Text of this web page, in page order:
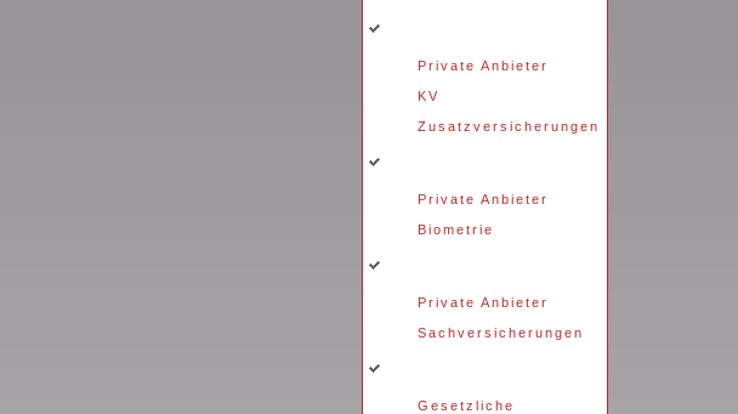
Private Anbieter
KV
Zusatzversicherungen
Private Anbieter
Biometrie
Private Anbieter
Sachversicherungen
Gesetzliche